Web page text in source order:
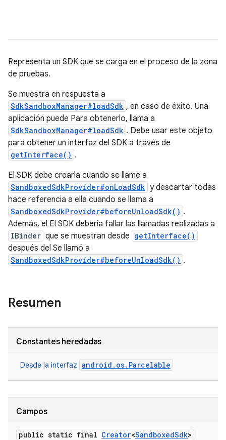
Representa un SDK que se carga en el proceso de la zona
de pruebas.
Se muestra en respuesta a
SdkSandboxManager#loadSdk , en caso de éxito. Una
aplicación puede Para obtenerlo, llama a
SdkSandboxManager#loadSdk . Debe usar este objeto
para obtener un interfaz del SDK a través de
getInterface() .
El SDK debe crearla cuando se llame a
SandboxedSdkProvider#onLoadSdk y descartar todas
hace referencia a ella cuando se llama a
SandboxedSdkProvider#beforeUnloadSdk() .
Además, el El SDK debería fallar las llamadas realizadas a
IBinder que se muestran desde getInterface()
después del Se llamó a
SandboxedSdkProvider#beforeUnloadSdk() .
Resumen
Constantes heredadas
Desde la interfaz android.os.Parcelable
Campos
public static final Creator<SandboxedSdk>